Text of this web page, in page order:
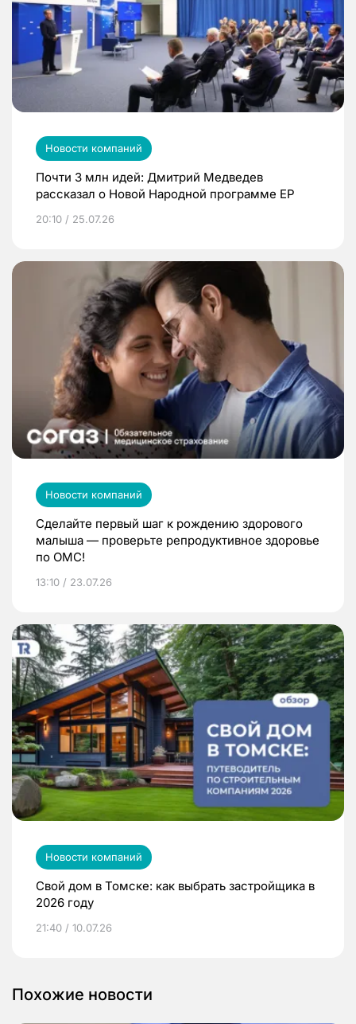
Новости компаний
Почти 3 млн идей: Дмитрий Медведев
рассказал о Новой Народной программе ЕР
20:10 / 25.07.26
Новости компаний
Сделайте первый шаг к рождению здорового
малыша — проверьте репродуктивное здоровье
по ОМС!
13:10 / 23.07.26
Новости компаний
Свой дом в Томске: как выбрать застройщика в
2026 году
21:40 / 10.07.26
Похожие новости